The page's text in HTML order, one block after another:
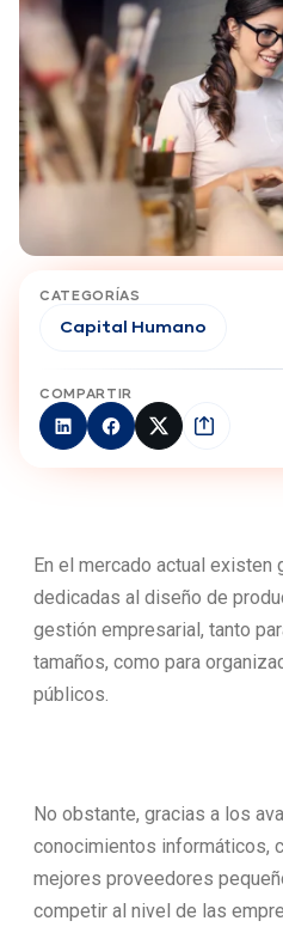
CATEGORÍAS
Capital Humano
COMPARTIR
En el mercado actual existen
dedicadas al diseño de
gestión empresarial, tanto
tamaños, como para
públicos.
No obstante, gracias a los
conocimientos informáticos,
mejores proveedores
competir al nivel de las